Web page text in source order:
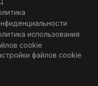
использования
cookie
файлов cookie